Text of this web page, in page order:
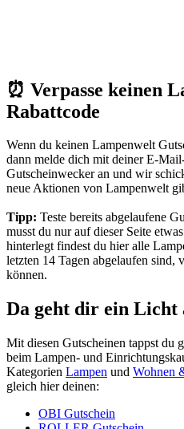
⏰ Verpasse keinen
Rabattcode
Wenn du keinen Lampenwelt
dann melde dich mit deiner E-
Gutscheinweckeran und wir
neue Aktionen von Lampenwelt
Tipp: Teste bereits abgelaufene
musst du nur auf dieser Seite
hinterlegt findest du hier alle
letzten 14 Tagen abgelaufen sind,
können.
Da geht dir ein Licht
Mit diesen Gutscheinen tappst du
beim Lampen- und
Kategorien Lampen und Wohnen
gleich hier deinen:
OBI Gutschein